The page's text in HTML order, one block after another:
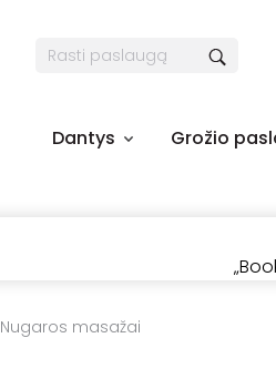
Dantys Grožio
Nugaros masažai